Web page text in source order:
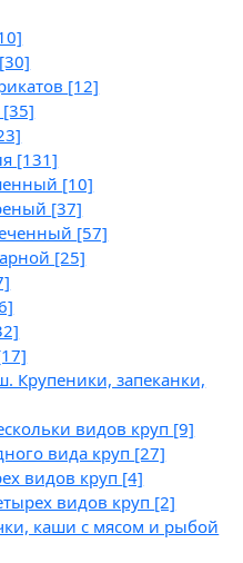
[30]
[12]
[35]
[131]
[10]
[37]
[57]
[25]
Крупеники, запеканки,
видов круп [9]
вида круп [27]
видов круп [4]
видов круп [2]
каши с мясом и рыбой